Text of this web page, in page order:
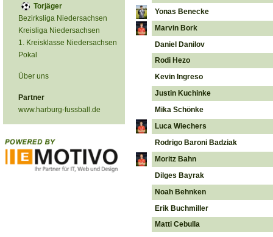
Torjäger
Bezirksliga Niedersachsen
Kreisliga Niedersachsen
1. Kreisklasse Niedersachsen
Pokal
Über uns
Partner
www.harburg-fussball.de
Yonas Benecke
Marvin Bork
Daniel Danilov
Rodi Hezo
Kevin Ingreso
Justin Kuchinke
Mika Schönke
Luca Wiechers
Rodrigo Baroni Badziak
Moritz Bahn
Dilges Bayrak
Noah Behnken
Erik Buchmiller
Matti Cebulla